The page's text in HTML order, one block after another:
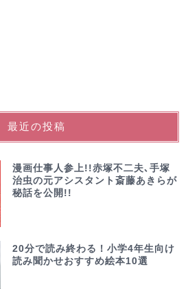
最近の投稿
漫画仕事人参上!!赤塚不二夫､手塚
治虫の元アシスタント斎藤あきらが
秘話を公開!!
20分で読み終わる！小学4年生向け
読み聞かせおすすめ絵本10選